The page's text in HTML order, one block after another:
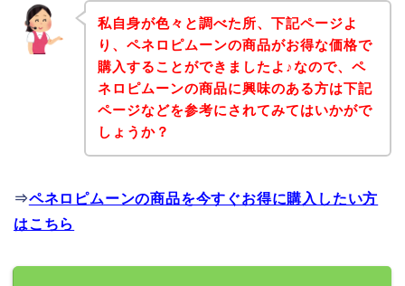
私自身が色々と調べた所、下記ページよ
り、ペネロピムーンの商品がお得な価格で
購入することができましたよ♪なので、ペ
ネロピムーンの商品に興味のある方は下記
ページなどを参考にされてみてはいかがで
しょうか？
⇒ペネロピムーンの商品を今すぐお得に購入したい方
はこちら